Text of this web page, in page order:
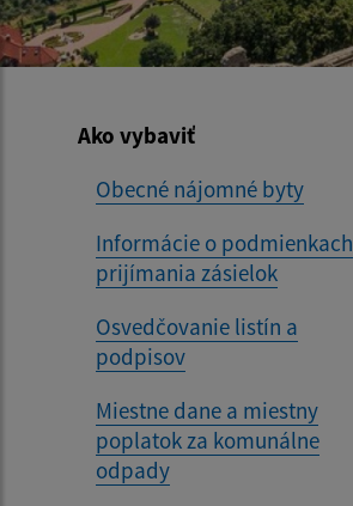
Ako vybaviť
Obecné nájomné byty
Informácie o podmienkach
prijímania zásielok
Osvedčovanie listín a
podpisov
Miestne dane a miestny
poplatok za komunálne
odpady